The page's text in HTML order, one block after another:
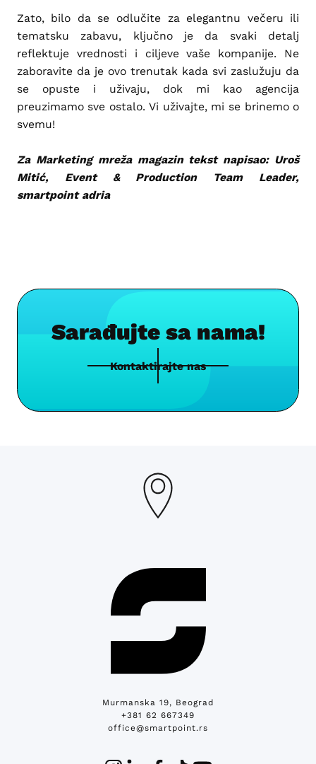
Zato, bilo da se odlučite za elegantnu večeru ili
tematsku zabavu, ključno je da svaki detalj
reflektuje vrednosti i ciljeve vaše kompanije. Ne
zaboravite da je ovo trenutak kada svi zaslužuju da
se opuste i uživaju, dok mi kao agencija
preuzimamo sve ostalo. Vi uživajte, mi se brinemo o
svemu!
Za Marketing mreža magazin tekst napisao: Uroš
Mitić, Event & Production Team Leader,
smartpoint adria
Sarađujte sa nama!
Kontaktirajte nas
Murmanska 19, Beograd
+381 62 667349
office@smartpoint.rs